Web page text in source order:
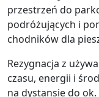
przestrzeń do
podróżujących i
chodników dla
Rezygnacja z
czasu, energii i
na dystansie do